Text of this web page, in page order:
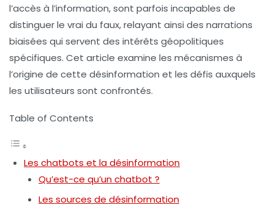
l’accès à l’information, sont parfois incapables de
distinguer le vrai du faux, relayant ainsi des narrations
biaisées qui servent des intérêts géopolitiques
spécifiques. Cet article examine les mécanismes à
l’origine de cette désinformation et les défis auxquels
les utilisateurs sont confrontés.
Table of Contents
Les chatbots et la désinformation
Qu’est-ce qu’un chatbot ?
Les sources de désinformation